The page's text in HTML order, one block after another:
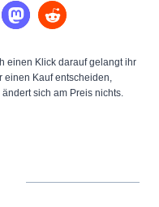
einen Klick darauf gelangt ihr
einen Kauf entscheiden,
sich am Preis nichts.